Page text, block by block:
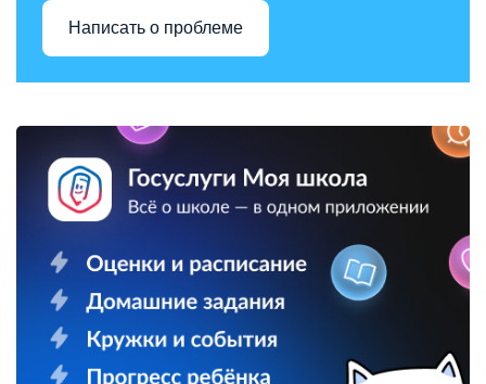
Написать о проблеме